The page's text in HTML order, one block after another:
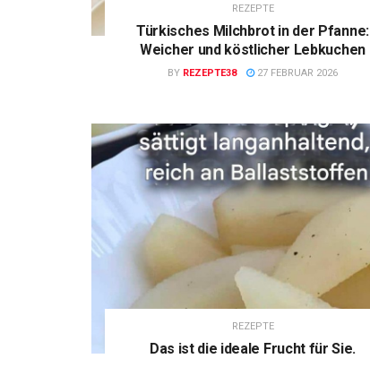
REZEPTE
Türkisches Milchbrot in der Pfanne:
Weicher und köstlicher Lebkuchen
BY REZEPTE38 27 FEBRUAR 2026
REZEPTE
Das ist die ideale Frucht für Sie.